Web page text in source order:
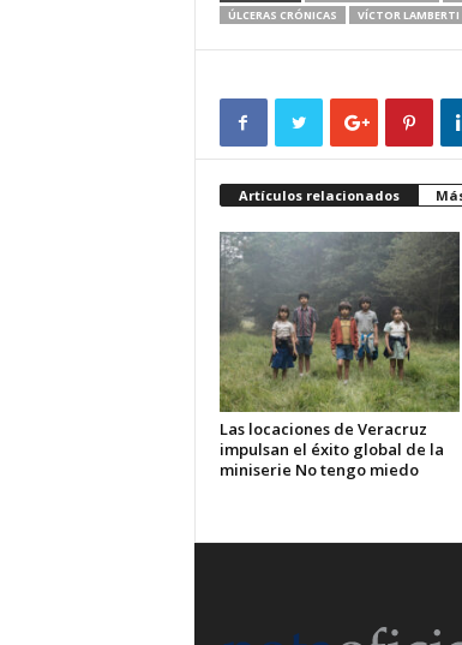
ÚLCERAS CRÓNICAS
VÍCTOR LAMBERTI
Artículos relacionados
Las locaciones de Veracruz
impulsan el éxito global de la
miniserie No tengo miedo